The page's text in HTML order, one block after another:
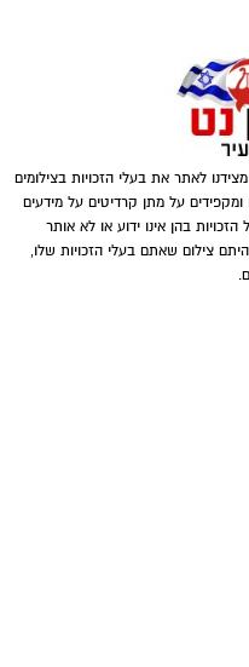
לאתר את בעלי הזכויות בצילומים
על מתן קרדיטים על מידעים
בהן אינו ידוע או לא אותר
אם זיהיתם צילום שאתם בעלי הזכויות שלו,